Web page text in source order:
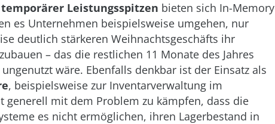
Leistungsspitzen bieten sich In-Memory
es Unternehmen beispielsweise umgehen, nur
deutlich stärkeren Weihnachtsgeschäfts ihr
– das die restlichen 11 Monate des Jahres
wäre. Ebenfalls denkbar ist der Einsatz als
, beispielsweise zur Inventarverwaltung im
generell mit dem Problem zu kämpfen, dass die
es nicht ermöglichen, ihren Lagerbestand in